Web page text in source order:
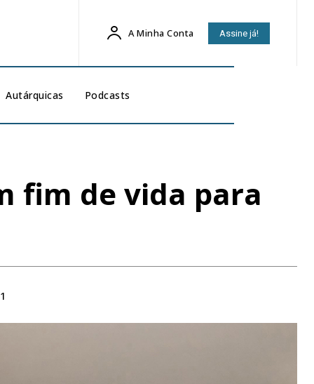
A Minha Conta Assine já!
Autárquicas Podcasts
fim de vida para